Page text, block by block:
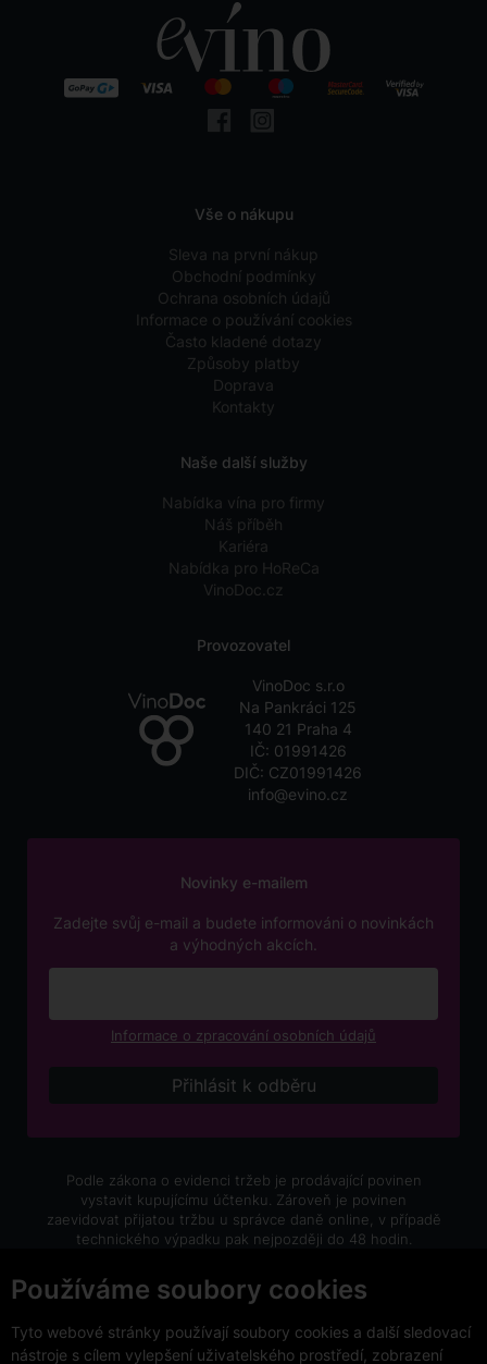
Používáme soubory cookies
Tyto webové stránky používají soubory cookies a další sledovací
nástroje s cílem vylepšení uživatelského prostředí, zobrazení
Vše o nákupu
Sleva na první nákup
Obchodní podmínky
Ochrana osobních údajů
Informace o používání cookies
Často kladené dotazy
Způsoby platby
Doprava
Kontakty
Naše další služby
Nabídka vína pro firmy
Náš příběh
Kariéra
Nabídka pro HoReCa
VinoDoc.cz
Provozovatel
VinoDoc s.r.o
Na Pankráci 125
140 21 Praha 4
IČ: 01991426
DIČ: CZ01991426
info@evino.cz
Novinky e-mailem
Zadejte svůj e-mail a budete informováni o novinkách
a výhodných akcích.
Informace o zpracování osobních údajů
Podle zákona o evidenci tržeb je prodávající povinen
vystavit kupujícímu účtenku. Zároveň je povinen
zaevidovat přijatou tržbu u správce daně online, v případě
technického výpadku pak nejpozději do 48 hodin.
nápojů osobám mladším 18 let.